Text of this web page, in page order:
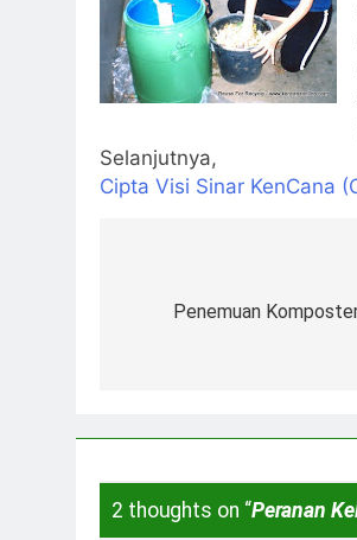
Selanjutnya,
Cipta Visi Sinar KenCana
Penemuan
2 thoughts on “Peranan